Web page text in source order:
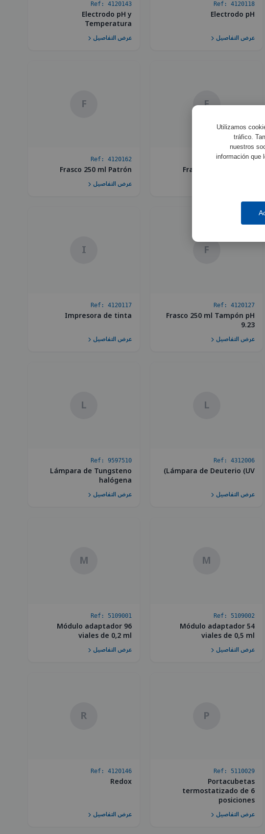
Ref: 4120118
Electrodo pH
عرض التفاصيل
Ref:4120143
Electrodo pH y
Temperatura
عرض التفاصيل
F
Ref:4120160
Frasco 250 ml Patrón
F
Ref:4120162
Frasco 250 ml Patrón
عرض التفاصيل
F
Ref: 4120127
Frasco 250 ml Tampón pH
9.23
عرض التفاصيل
I
Ref:4120117
Impresora de tinta
عرض التفاصيل
L
Ref: 4312006
Lámpara de Deuterio (UV)
عرض التفاصيل
L
Ref:9597510
Lámpara de Tungsteno
halógena
عرض التفاصيل
M
Ref: 5109002
Módulo adaptador 54
viales de 0,5 ml
عرض التفاصيل
M
Ref: 5109001
Módulo adaptador 96
viales de 0,2 ml
عرض التفاصيل
P
Ref: 5110029
Portacubetas
termostatizado de 6
posiciones
عرض التفاصيل
R
Ref:4120146
Redox
عرض التفاصيل
Utilizamos
tráfico.
nuestros
información que